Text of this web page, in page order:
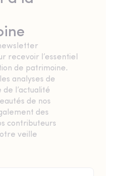
recevoir l’essentiel
de patrimoine.
analyses de
l’actualité
de nos
des
contributeurs
veille